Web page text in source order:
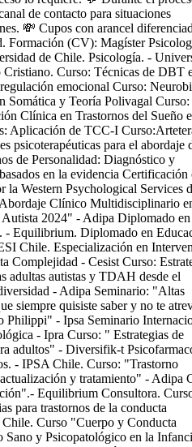
de contacto para situaciones
💸 Cupos con arancel
Formación (CV): Magíster
de Chile. Psicología. -
Curso: Técnicas de DBT
emocional Curso:
Somática y Teoría Polivagal Curso:
Clínica en Trastornos del Sueño
Aplicación de TCC-I
psicoterapéuticas para el abordaje
de Personalidad: Diagnóstico y
en la evidencia Certificación
la Western Psychological Services
Clínico Multidisciplinario
2024" - Adipa Diplomado en
- Equilibrium. Diplomado en
Chile. Especialización en
Complejidad - Cesist Curso:
adultas autistas y TDAH desde el
- Adipa Seminario: "Altas
siempre quisiste saber y no te
Philippi" - Ipsa Seminario
- Ipra Curso: " Estrategias de
adultos" - Diversifik-t
- IPSA Chile. Curso: "Trastorno
y tratamiento" - Adipa
Equilibrium Consultora.
para trastornos de la conducta
Curso "Cuerpo y Conducta
Sano y Psicopatológico en la